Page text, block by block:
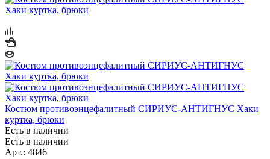
Костюм противоэнцефалитный СИРИУС-АНТИГНУС Хаки
куртка, брюки
Есть в наличии
Есть в наличии
Арт.: 4846